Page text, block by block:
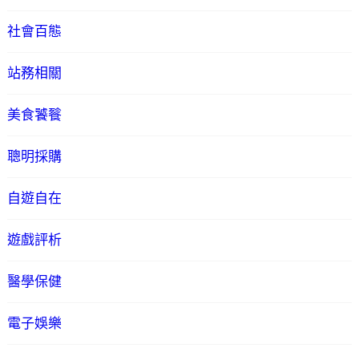
社會百態
站務相關
美食饕餮
聰明採購
自遊自在
遊戲評析
醫學保健
電子娛樂